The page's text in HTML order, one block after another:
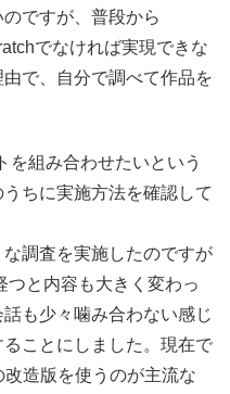
ですが、普段から
でなければ実現できな
で、自分で調べて作品を
を組み合わせたいという
ちに実施方法を確認して
調査を実施したのですが
つと内容も大きく変わっ
も少々噛み合わない感じ
ことにしました。現在で
造版を使うのが主流な